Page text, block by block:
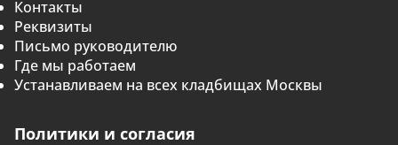
Контакты
Реквизиты
Письмо руководителю
Где мы работаем
Устанавливаем на всех кладбищах Москвы
Политики и согласия